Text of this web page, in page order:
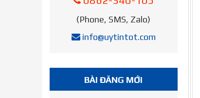
(Phone, SMS, Zalo)
info@uytintot.com
BÀI ĐĂNG MỚI